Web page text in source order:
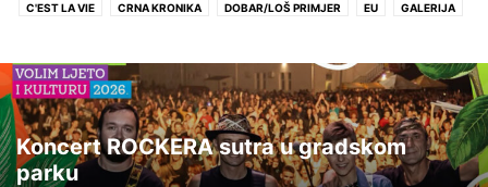
C'EST LA VIE CRNA KRONIKA DOBAR/LOŠ PRIMJER EU GALERIJA
NAŠE ZDRAVLJE NEWS OPĆINE POLITIKA PROSVJETA SPORT
TOP NEWS UDRUGE VIDEO ŽUPANIJA
Koncert ROCKERA sutra u gradskom
parku